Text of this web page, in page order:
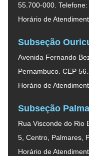
55.700-000.
Horário de
Subseção
Avenida Fernando
Pernambuco. CEP
Horário de
Subseção
Rua Visconde do Rio
5, Centro, Palmares,
Horário de